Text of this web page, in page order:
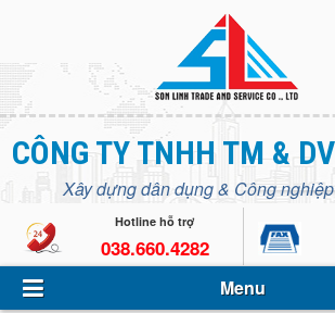
Menu
Giới thiệu
Lĩnh vực hoạt động
Dự án - Công trình
CÔNG TY TNHH TM &
Xây dựng dân dụng & Công
Hotline hỗ trợ
038.660.4282
Menu